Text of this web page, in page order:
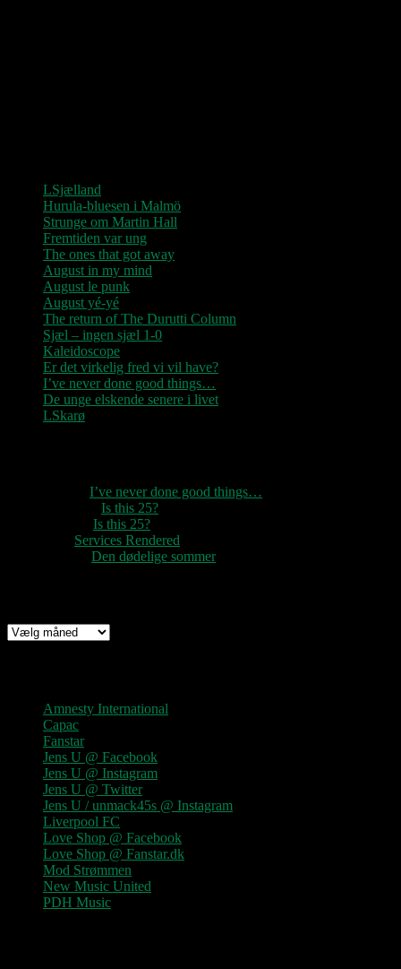
LSjælland
Hurula-bluesen i Malmö
Strunge om Martin Hall
Fremtiden var ung
The ones that got away
August in my mind
August le punk
August yé-yé
The return of The Durutti Column
Sjæl – ingen sjæl 1-0
Kaleidoscope
Er det virkelig fred vi vil have?
I’ve never done good things…
De unge elskende senere i livet
LSkarø
I’ve never done good things…
Is this 25?
Is this 25?
Services Rendered
Den dødelige sommer
Arkiv
Amnesty International
Capac
Fanstar
Jens U @ Facebook
Jens U @ Instagram
Jens U @ Twitter
Jens U / unmack45s @ Instagram
Liverpool FC
Love Shop @ Facebook
Love Shop @ Fanstar.dk
Mod Strømmen
New Music United
PDH Music